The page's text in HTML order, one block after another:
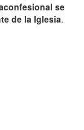
se
de la Iglesia.